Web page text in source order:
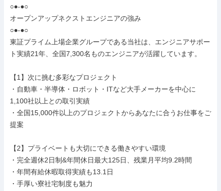
○●-●○
オープンアップネクストエンジニアの強み
○●-●○
東証プライム上場企業グループである当社は、エンジニアサポー
ト実績21年、全国7,300名ものエンジニアが活躍しています。
【1】次に挑む多彩なプロジェクト
・自動車・半導体・ロボット・ITなど大手メーカーを中心に
1,100社以上との取引実績
・全国15,000件以上のプロジェクトからあなたに合うお仕事をご
提案
【2】プライベートも大切にできる働きやすい環境
・完全週休2日制&年間休日最大125日、残業月平均9.2時間
・年間有給休暇取得実績も13.1日
・手厚い寮社宅制度も魅力